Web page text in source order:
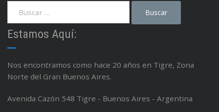
Estamos Aquí:
Nos encontramos como hace 20 años en Tigre, Zona
Norte del Gran Buenos Aires.
Avenida Cazón 548 Tigre - Buenos Aires - Argentina